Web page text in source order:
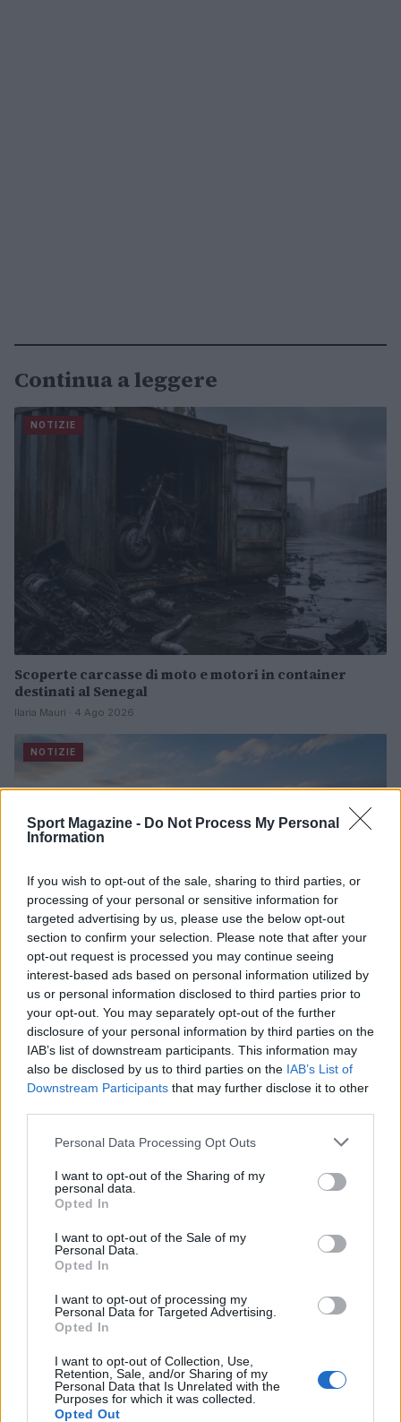
Sport Magazine - Do Not Process My Personal
Information
If you wish to opt-out of the sale, sharing to third parties, or
processing of your personal or sensitive information for
targeted advertising by us, please use the below opt-out
section to confirm your selection. Please note that after your
opt-out request is processed you may continue seeing
interest-based ads based on personal information utilized by
us or personal information disclosed to third parties prior to
your opt-out. You may separately opt-out of the further
disclosure of your personal information by third parties on the
IAB’s list of downstream participants. This information may
also be disclosed by us to third parties on the IAB’s List of
Downstream Participants that may further disclose it to other
Please note that this website/app uses one or more Google
not limited to your visit or usage behaviour. You may click to
grant or deny consent to Google and its third-party tags to
use your data for below specified purposes in below Google
consent section.
Personal Data Processing Opt Outs
I want to opt-out of the Sharing of my
personal data.
Opted In
I want to opt-out of the Sale of my
Personal Data.
Opted In
I want to opt-out of processing my
Personal Data for Targeted Advertising.
Opted In
I want to opt-out of Collection, Use,
Retention, Sale, and/or Sharing of my
Personal Data that Is Unrelated with the
Purposes for which it was collected.
Opted Out
Continua a leggere
NOTIZIE
Scoperte carcasse di moto e motori in container
destinati al Senegal
Ilaria Mauri · 4 Ago 2026
NOTIZIE
Nuova Zelanda: ondata di freddo eccezionale porta
neve a bassa quota
Francesca Lombardi · 4 Ago 2026
Impostazioni telefono e avvisi: ecosistema per
Francesca Lombardi · 1 Ago 2026